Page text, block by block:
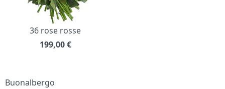
36 rose rosse
199,00 €
Buonalbergo